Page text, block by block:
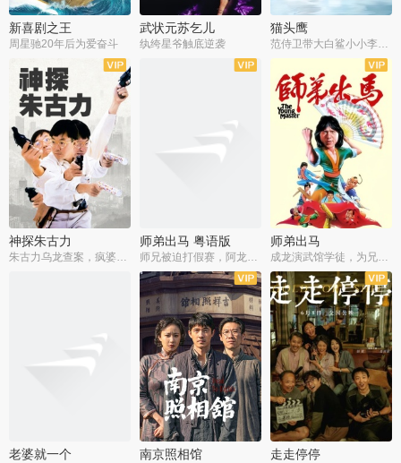
新喜剧之王
周星驰20年后为爱奋斗
武状元苏乞儿
纨绔星爷触底逆袭
猫头鹰
神探朱古力
朱古力乌龙查案，疯婆子神助攻
师弟出马 粤语版
师兄被迫打假赛，阿龙追查斗黑帮
师弟出马
成龙演武馆学徒，为兄搏命战黑道
老婆就一个 南京照相馆 走走停停